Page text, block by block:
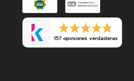
líder en el mundo que
el 99% de virus y
su colchón
saludable*.
Determinación de actividad
textiles.
Prueba antibacterial cuantitativa
157 opiniones verdaderas